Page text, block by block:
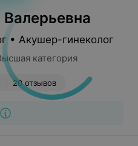
• Акушер-гинеколог
категория
20 отзывов